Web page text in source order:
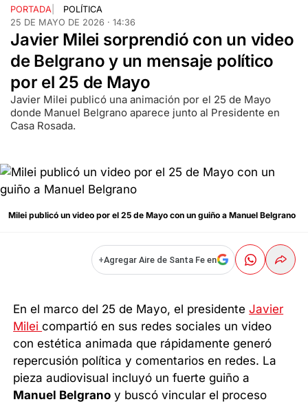
PORTADA
POLÍTICA
25 DE MAYO DE 2026 · 14:36
Javier Milei sorprendió con un video
de Belgrano y un mensaje político
por el 25 de Mayo
Javier Milei publicó una animación por el 25 de Mayo
donde Manuel Belgrano aparece junto al Presidente en
Casa Rosada.
Milei publicó un video por el 25 de Mayo con un guiño a Manuel Belgrano
+Agregar Aire de Santa Fe en
En el marco del 25 de Mayo, el presidenteJavier
Mileicompartió en sus redes sociales un video
con estética animada que rápidamente generó
repercusión política y comentarios en redes. La
pieza audiovisual incluyó un fuerte guiño a
Manuel Belgrano y buscó vincular el proceso